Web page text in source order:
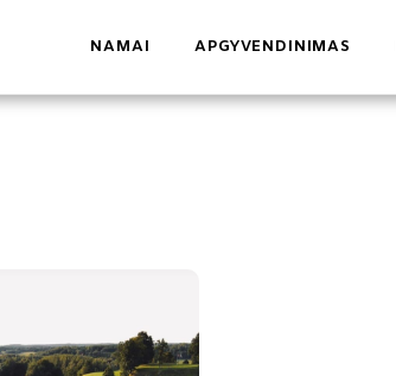
NAMAI APGYVENDINIMAS